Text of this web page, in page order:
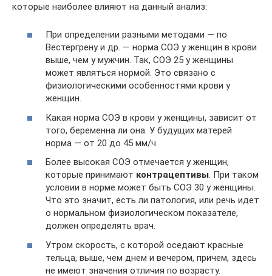
которые наиболее влияют на данный анализ:
При определении разными методами — по
Вестергрену и др. — норма СОЭ у женщин в крови
выше, чем у мужчин. Так, СОЭ 25 у женщины
может являться нормой. Это связано с
физиологическими особенностями крови у
женщин.
Какая норма СОЭ в крови у женщины, зависит от
того, беременна ли она. У будущих матерей
норма — от 20 до 45 мм/ч.
Более высокая СОЭ отмечается у женщин,
которые принимают контрацептивы. При таком
условии в норме может быть СОЭ 30 у женщины.
Что это значит, есть ли патология, или речь идет
о нормальном физиологическом показателе,
должен определять врач.
Утром скорость, с которой оседают красные
тельца, выше, чем днем и вечером, причем, здесь
не имеют значения отличия по возрасту.